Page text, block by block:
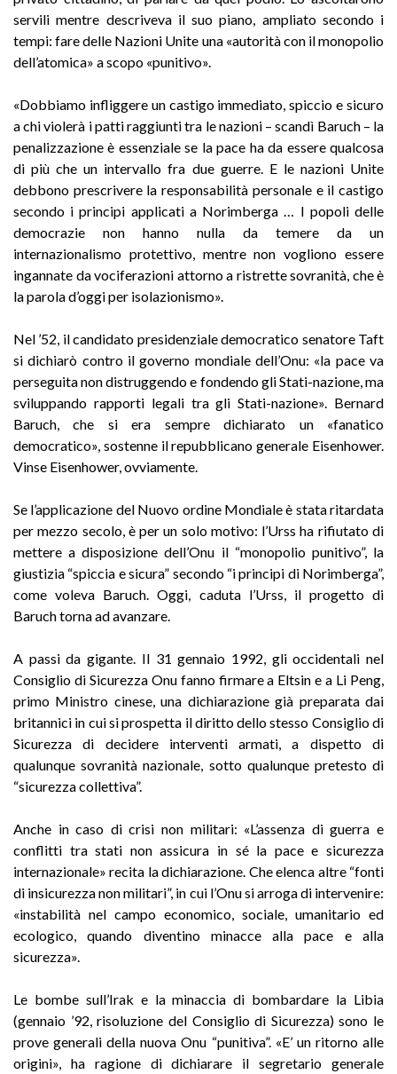
servili mentre descriveva il suo piano, ampliato secondo i
tempi: fare delle Nazioni Unite una «autorità con il monopolio
dell’atomica» a scopo «punitivo».
«Dobbiamo infliggere un castigo immediato, spiccio e sicuro
a chi violerà i patti raggiunti tra le nazioni – scandì Baruch – la
penalizzazione è essenziale se la pace ha da essere qualcosa
di più che un intervallo fra due guerre. E le nazioni Unite
debbono prescrivere la responsabilità personale e il castigo
secondo i principi applicati a Norimberga … I popoli delle
democrazie non hanno nulla da temere da un
internazionalismo protettivo, mentre non vogliono essere
ingannate da vociferazioni attorno a ristrette sovranità, che è
la parola d’oggi per isolazionismo».
Nel ’52, il candidato presidenziale democratico senatore Taft
si dichiarò contro il governo mondiale dell’Onu: «la pace va
perseguita non distruggendo e fondendo gli Stati-nazione, ma
sviluppando rapporti legali tra gli Stati-nazione». Bernard
Baruch, che si era sempre dichiarato un «fanatico
democratico», sostenne il repubblicano generale Eisenhower.
Vinse Eisenhower, ovviamente.
Se l’applicazione del Nuovo ordine Mondiale è stata ritardata
per mezzo secolo, è per un solo motivo: l’Urss ha rifiutato di
mettere a disposizione dell’Onu il “monopolio punitivo”, la
giustizia “spiccia e sicura” secondo “i principi di Norimberga”,
come voleva Baruch. Oggi, caduta l’Urss, il progetto di
Baruch torna ad avanzare.
A passi da gigante. Il 31 gennaio 1992, gli occidentali nel
Consiglio di Sicurezza Onu fanno firmare a Eltsin e a Li Peng,
primo Ministro cinese, una dichiarazione già preparata dai
britannici in cui si prospetta il diritto dello stesso Consiglio di
Sicurezza di decidere interventi armati, a dispetto di
qualunque sovranità nazionale, sotto qualunque pretesto di
“sicurezza collettiva”.
Anche in caso di crisi non militari: «L’assenza di guerra e
conflitti tra stati non assicura in sé la pace e sicurezza
internazionale» recita la dichiarazione. Che elenca altre “fonti
di insicurezza non militari”, in cui l’Onu si arroga di intervenire:
«instabilità nel campo economico, sociale, umanitario ed
ecologico, quando diventino minacce alla pace e alla
sicurezza».
Le bombe sull’Irak e la minaccia di bombardare la Libia
(gennaio ’92, risoluzione del Consiglio di Sicurezza) sono le
prove generali della nuova Onu “punitiva”. «E’ un ritorno alle
origini», ha ragione di dichiarare il segretario generale